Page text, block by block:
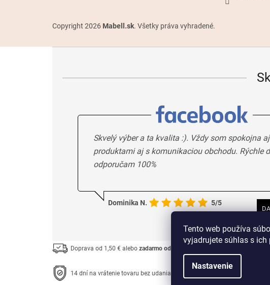
Tento web používa
vyjadrujete súhlas s
Nastavenie
Copyright 2026 Mabell.sk. Všetky práva vyhradené.
Skvelý výber a ta kvalita :). Vždy som spokojna
produktami aj s komunikaciou obchodu. Rýchle
odporučam 100%
Dominika N. 5/5
Doprava od 1,50 € alebo zadarmo od 33 €
14 dní na vrátenie tovaru bez udania dôvodu